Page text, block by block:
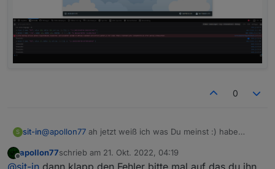
0
S sit-in@apollon77 ah jetzt weiß ich was Du meinst :) habe
finden (F12 bei Firefox)
Gerade nachdem ich ein Script gespeichert habe wieder
die Fehlermeldung bzw. der Neustartversuch...
Offline
apollon77schrieb am 21. Okt. 2022, 04:19
zuletzt editiert von
@sit-in dann klapp den Fehler bitte mal auf das du ihn